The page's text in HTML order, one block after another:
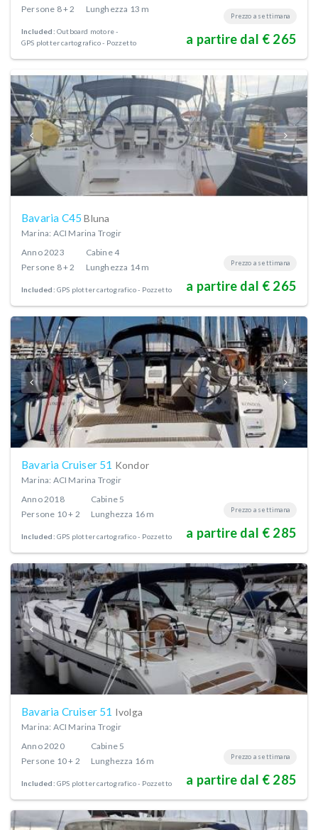
Persone 8 + 2 Lunghezza 13 m
Included: Outboard motore
GPS plotter cartografico - Pozzetto
Prezzo a settimana
a partire dal € 265
Bavaria C45Bluna
Marina: ACI Marina Trogir
Anno2023 Cabine4
Persone 8 + 2 Lunghezza 14 m
Included: GPS plotter cartografico - Pozzetto
Prezzo a settimana
a partire dal € 265
Bavaria Cruiser 51 Kondor
Marina: ACI Marina Trogir
Anno2018 Cabine 5
Persone 10 + 2 Lunghezza 16 m
Included: GPS plotter cartografico - Pozzetto
Prezzo a settimana
a partire dal € 285
Bavaria Cruiser 51 Ivolga
Marina: ACI Marina Trogir
Anno2020 Cabine 5
Persone 10 + 2 Lunghezza 16 m
Included: GPS plotter cartografico - Pozzetto
Prezzo a settimana
a partire dal € 285